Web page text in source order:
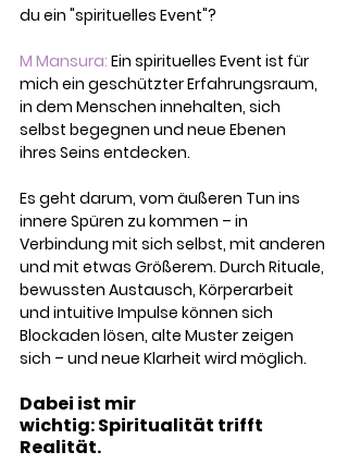
du ein "spirituelles Event"?
M Mansura: Ein spirituelles Event ist für
mich ein geschützter Erfahrungsraum,
in dem Menschen innehalten, sich
selbst begegnen und neue Ebenen
ihres Seins entdecken.
Es geht darum, vom äußeren Tun ins
innere Spüren zu kommen – in
Verbindung mit sich selbst, mit anderen
und mit etwas Größerem. Durch Rituale,
bewussten Austausch, Körperarbeit
und intuitive Impulse können sich
Blockaden lösen, alte Muster zeigen
sich – und neue Klarheit wird möglich.
Dabei ist mir
wichtig: Spiritualität trifft
Realität.